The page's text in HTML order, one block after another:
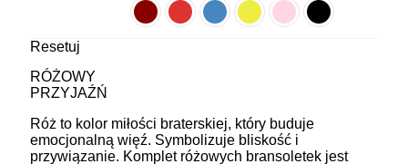
Resetuj
RÓŻOWY
PRZYJAŹŃ
Róż to kolor miłości braterskiej, który buduje
emocjonalną więź. Symbolizuje bliskość i
przywiązanie. Komplet różowych bransoletek jest